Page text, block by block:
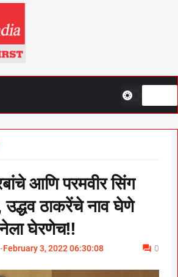
आणि परमवीर सिंग
उद्धव ठाकरेंचे नाव घेणे
घेरणेच!!
-February 3, 2022 06:30:08 0